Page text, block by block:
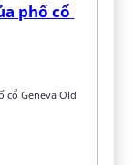
phố cổ
cổ Geneva Old